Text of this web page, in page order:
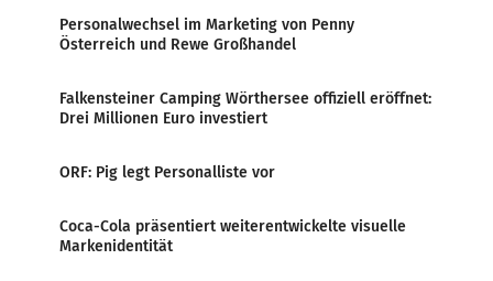
Personalwechsel im Marketing von Penny
Österreich und Rewe Großhandel
Falkensteiner Camping Wörthersee offiziell eröffnet:
Drei Millionen Euro investiert
ORF: Pig legt Personalliste vor
Coca-Cola präsentiert weiterentwickelte visuelle
Markenidentität